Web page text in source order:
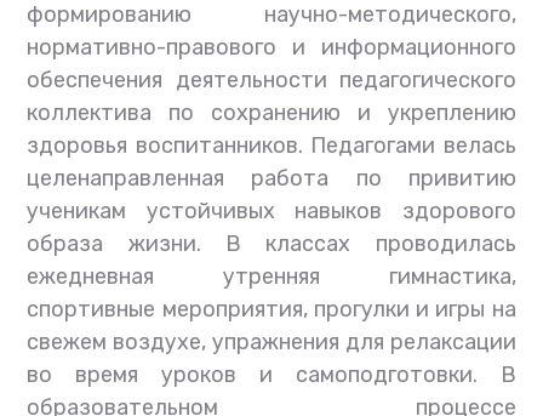
формированию научно-методического,
нормативно-правового и информационного
обеспечения деятельности педагогического
коллектива по сохранению и укреплению
здоровья воспитанников. Педагогами велась
целенаправленная работа по привитию
ученикам устойчивых навыков здорового
образа жизни. В классах проводилась
ежедневная утренняя гимнастика,
спортивные мероприятия, прогулки и игры на
свежем воздухе, упражнения для релаксации
во время уроков и самоподготовки. В
образовательном процессе